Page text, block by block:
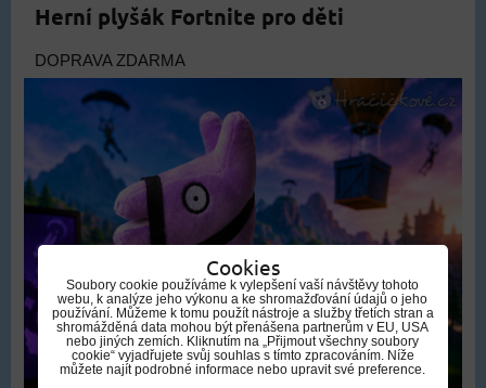
Herní plyšák Fortnite pro děti
DOPRAVA ZDARMA
Cookies
Soubory cookie používáme k vylepšení vaší návštěvy tohoto
webu, k analýze jeho výkonu a ke shromažďování údajů o jeho
používání. Můžeme k tomu použít nástroje a služby třetích stran a
shromážděná data mohou být přenášena partnerům v EU, USA
nebo jiných zemích. Kliknutím na „Přijmout všechny soubory
cookie“ vyjadřujete svůj souhlas s tímto zpracováním. Níže
můžete najít podrobné informace nebo upravit své preference.